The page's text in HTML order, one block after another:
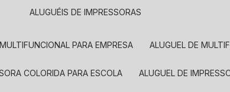
ALUGUÉIS DE IMPRESSORAS
MULTIFUNCIONAL PARA EMPRESA ALUGUEL DE
COLORIDA PARA ESCOLA ALUGUEL DE